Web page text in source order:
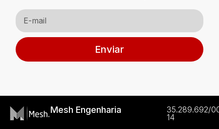
Enviar
Mesh Engenharia
35.289.692/
14